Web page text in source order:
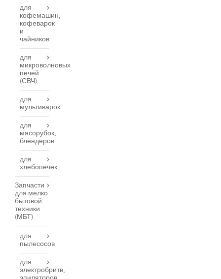
для
кофемашин,
кофеварок
и
чайников
для
микроволновых
печей
(СВЧ)
для
мультиварок
для
мясорубок,
блендеров
для
хлебопечек
Запчасти
для мелко
бытовой
техники
(МБТ)
для
пылесосов
для
электробритв,